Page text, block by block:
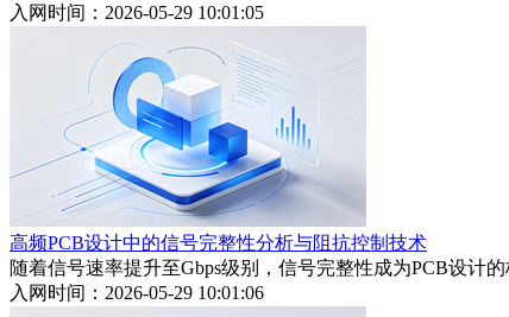
入网时间：2026-05-29 10:01:05
高频PCB设计中的信号完整性分析与阻抗控制技术
随着信号速率提升至Gbps级别，信号完整性成为PCB设计
入网时间：2026-05-29 10:01:06